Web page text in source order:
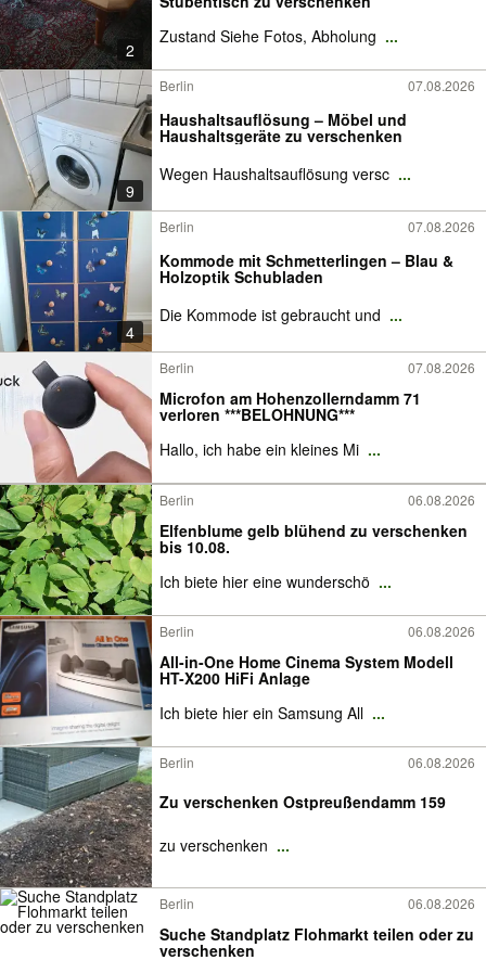
2
Zustand Siehe Fotos, Abholung ...
9
Berlin 07.08.2026
Haushaltsauflösung – Möbel und
Haushaltsgeräte zu verschenken
Wegen Haushaltsauflösung versc ...
4
Berlin 07.08.2026
Kommode mit Schmetterlingen – Blau &
Holzoptik Schubladen
Die Kommode ist gebraucht und ...
Berlin 07.08.2026
Microfon am Hohenzollerndamm 71
verloren ***BELOHNUNG***
Hallo, ich habe ein kleines Mi ...
Berlin 06.08.2026
Elfenblume gelb blühend zu verschenken
bis 10.08.
Ich biete hier eine wunderschö ...
Berlin 06.08.2026
All-in-One Home Cinema System Modell
HT-X200 HiFi Anlage
Ich biete hier ein Samsung All ...
Berlin 06.08.2026
Zu verschenken Ostpreußendamm 159
zu verschenken ...
Berlin 06.08.2026
Suche Standplatz Flohmarkt teilen oder zu
verschenken